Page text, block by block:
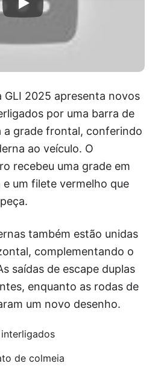
2025 apresenta novos
por uma barra de
a grade frontal, conferindo
ao veículo. O
recebeu uma grade em
um filete vermelho que
também estão unidas
complementando o
saídas de escape duplas
enquanto as rodas de
um novo desenho.
de colmeia